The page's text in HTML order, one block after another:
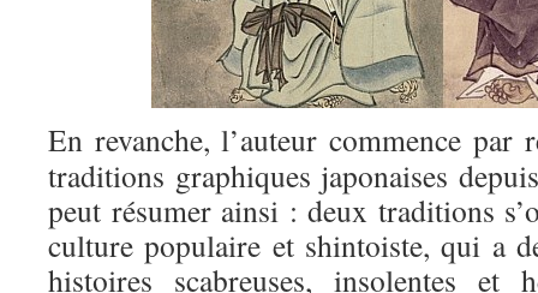
En revanche, l’auteur commence par
traditions graphiques japonaises
peut résumer ainsi : deux traditions
culture populaire et shintoiste, qui a
histoires scabreuses, insolentes et